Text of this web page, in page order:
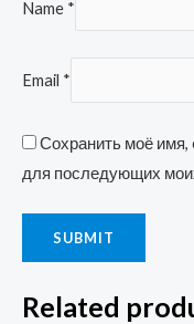
Name *
Email *
Сохранить моё имя,
для последующих
Related